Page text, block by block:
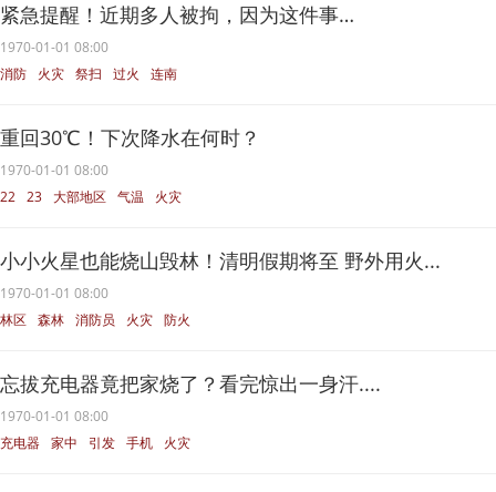
紧急提醒！近期多人被拘，因为这件事…
1970-01-01 08:00
消防
火灾 祭扫 过火 连南
重回30℃！下次降水在何时？
1970-01-01 08:00
22 23 大部地区 气温 火灾
小小火星也能烧山毁林！清明假期将至 野外用火...
1970-01-01 08:00
林区 森林 消防员 火灾 防火
忘拔充电器竟把家烧了？看完惊出一身汗....
1970-01-01 08:00
充电器 家中 引发 手机 火灾